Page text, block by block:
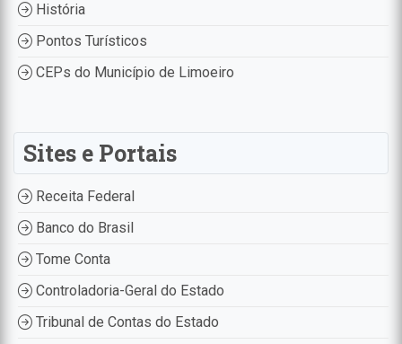
História
Pontos Turísticos
CEPs do Município de Limoeiro
Sites e Portais
Receita Federal
Banco do Brasil
Tome Conta
Controladoria-Geral do Estado
Tribunal de Contas do Estado